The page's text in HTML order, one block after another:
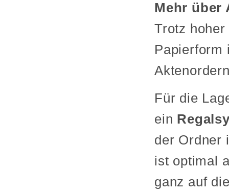
Mehr über
Trotz
Papierform
Für die
ein
der Ordner
ist optimal
ganz auf